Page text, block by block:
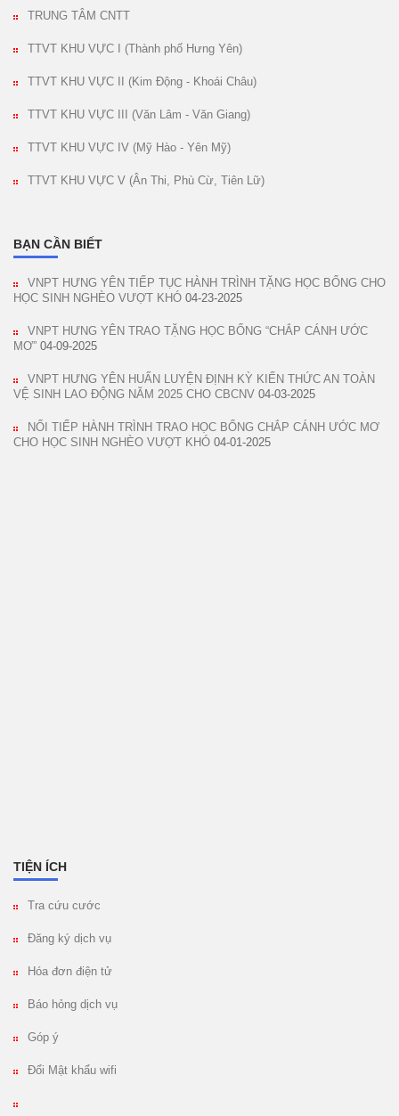
TRUNG TÂM CNTT
TTVT KHU VỰC I (Thành phố Hưng Yên)
TTVT KHU VỰC II (Kim Động - Khoái Châu)
TTVT KHU VỰC III (Văn Lâm - Văn Giang)
TTVT KHU VỰC IV (Mỹ Hào - Yên Mỹ)
TTVT KHU VỰC V (Ân Thi, Phù Cừ, Tiên Lữ)
BẠN CẦN BIẾT
VNPT HƯNG YÊN TIẾP TỤC HÀNH TRÌNH TẶNG HỌC BỔNG CHO
HỌC SINH NGHÈO VƯỢT KHÓ 04-23-2025
VNPT HƯNG YÊN TRAO TẶNG HỌC BỔNG “CHẮP CÁNH ƯỚC
MƠ” 04-09-2025
VNPT HƯNG YÊN HUẤN LUYỆN ĐỊNH KỲ KIẾN THỨC AN TOÀN
VỆ SINH LAO ĐỘNG NĂM 2025 CHO CBCNV 04-03-2025
NỐI TIẾP HÀNH TRÌNH TRAO HỌC BỔNG CHẮP CÁNH ƯỚC MƠ
CHO HỌC SINH NGHÈO VƯỢT KHÓ 04-01-2025
TIỆN ÍCH
Tra cứu cước
Đăng ký dịch vụ
Hóa đơn điện tử
Báo hỏng dịch vụ
Góp ý
Đổi Mật khẩu wifi